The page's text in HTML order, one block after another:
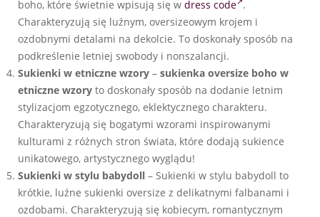
boho, które świetnie wpisują się w dress code .
Charakteryzują się luźnym, oversizeowym krojem i
ozdobnymi detalami na dekolcie. To doskonały sposób na
podkreślenie letniej swobody i nonszalancji.
Sukienki w etniczne wzory – sukienka oversize boho w
etniczne wzory to doskonały sposób na dodanie letnim
stylizacjom egzotycznego, eklektycznego charakteru.
Charakteryzują się bogatymi wzorami inspirowanymi
kulturami z różnych stron świata, które dodają sukience
unikatowego, artystycznego wyglądu!
Sukienki w stylu babydoll – Sukienki w stylu babydoll to
krótkie, luźne sukienki oversize z delikatnymi falbanami i
ozdobami. Charakteryzują się kobiecym, romantycznym